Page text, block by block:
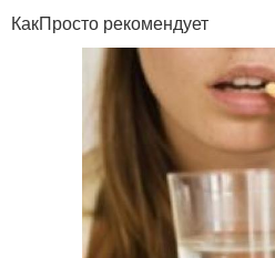
КакПросто рекомендует